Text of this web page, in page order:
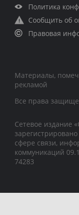
Политика
Сообщить об
Правовая
Материалы,
рекламой
Все права
Сетевое издание
сфере связи,
коммуникаций
74283